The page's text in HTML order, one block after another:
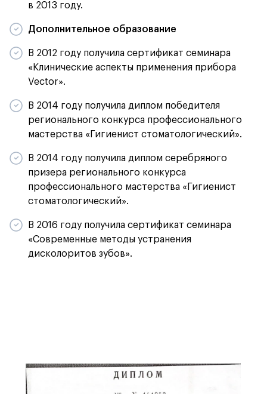
в 2013 году.
Дополнительное образование
В 2012 году получила сертификат семинара
«Клинические аспекты применения прибора
Vector».
В 2014 году получила диплом победителя
регионального конкурса профессионального
мастерства «Гигиенист стоматологический».
В 2014 году получила диплом серебряного
призера регионального конкурса
профессионального мастерства «Гигиенист
стоматологический».
В 2016 году получила сертификат семинара
«Современные методы устранения
дисколоритов зубов».